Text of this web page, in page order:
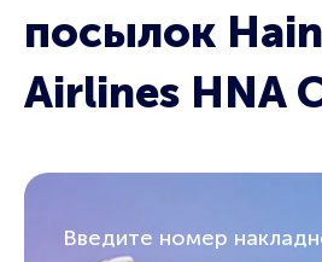
посылок
Airlines HNA
Введите номер